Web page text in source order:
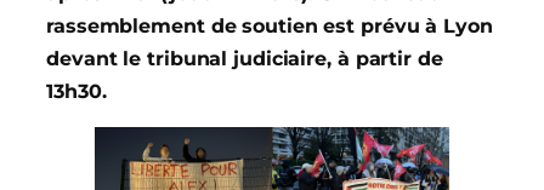
rassemblement de soutien est prévu à Lyon
devant le tribunal judiciaire, à partir de
13h30.